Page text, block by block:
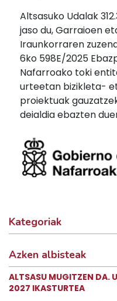
Altsasuko Udalak
jaso du, Garraioen
Iraunkorraren
6ko 598E/2025
Nafarroako toki
urteetan bizikleta-
proiektuak
deialdia ebazten
Kategoriak
Azken albisteak
ALTSASU MUGITZEN DA.
2027 IKASTURTEA